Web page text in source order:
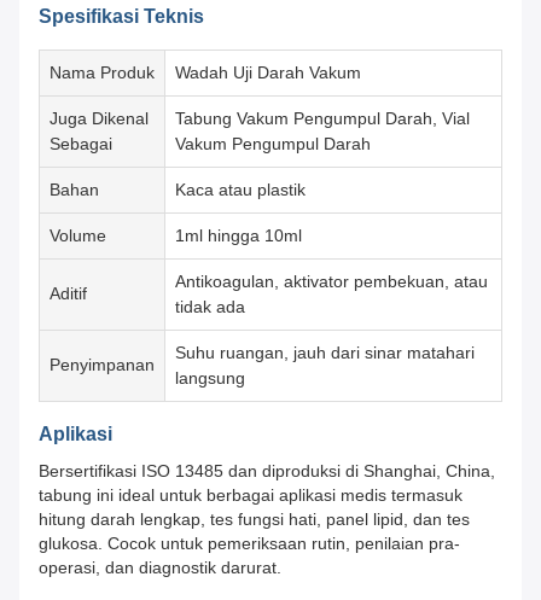
Spesifikasi Teknis
Nama Produk Wadah Uji Darah Vakum
Juga Dikenal
Sebagai
Tabung Vakum Pengumpul Darah, Vial
Vakum Pengumpul Darah
Bahan Kaca atau plastik
Volume 1ml hingga 10ml
Aditif
Antikoagulan, aktivator pembekuan, atau
tidak ada
Penyimpanan
Suhu ruangan, jauh dari sinar matahari
langsung
Aplikasi
Bersertifikasi ISO 13485 dan diproduksi di Shanghai, China,
tabung ini ideal untuk berbagai aplikasi medis termasuk
hitung darah lengkap, tes fungsi hati, panel lipid, dan tes
glukosa. Cocok untuk pemeriksaan rutin, penilaian pra-
operasi, dan diagnostik darurat.